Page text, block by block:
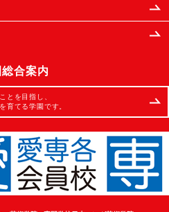
合案内
とを目指し、
育てる学園です。